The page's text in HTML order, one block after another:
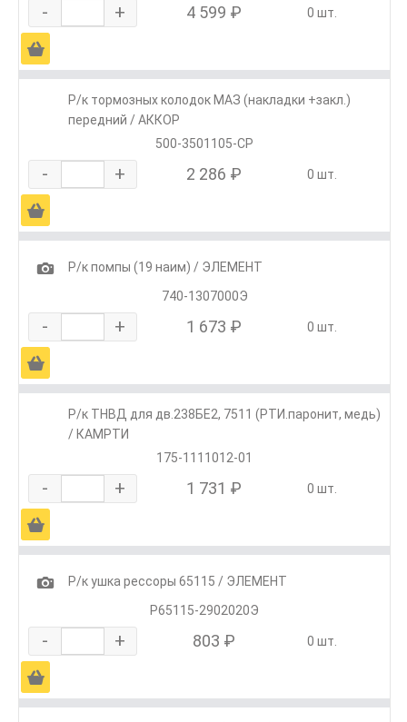
- + 4 599 ₽ 0 шт.
Ä
Р/к тормозных колодок МАЗ (накладки +закл.)
передний / АККОР
500-3501105-СР
- + 2 286 ₽ 0 шт.
Ä
1
Р/к помпы (19 наим) / ЭЛЕМЕНТ
740-1307000Э
- + 1 673 ₽ 0 шт.
Ä
Р/к ТНВД для дв.238БЕ2, 7511 (РТИ.паронит, медь)
/ КАМРТИ
175-1111012-01
- + 1 731 ₽ 0 шт.
Ä
1
Р/к ушка рессоры 65115 / ЭЛЕМЕНТ
Р65115-2902020Э
- + 803 ₽ 0 шт.
Ä